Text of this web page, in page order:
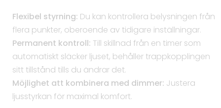
Flexibel styrning: Du kan kontrollera belysningen från
flera punkter, oberoende av tidigare inställningar.
Permanent kontroll: Till skillnad från en timer som
automatiskt släcker ljuset, behåller trappkopplingen
sitt tillstånd tills du ändrar det.
Möjlighet att kombinera med dimmer: Justera
ljusstyrkan för maximal komfort.